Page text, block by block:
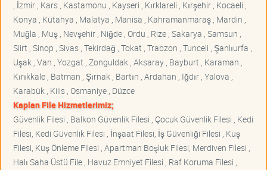
, İzmir , Kars , Kastamonu , Kayseri , Kırklareli , Kırşehir , Kocaeli ,
Konya , Kütahya , Malatya , Manisa , Kahramanmaraş , Mardin ,
Muğla , Muş , Nevşehir , Niğde , Ordu , Rize , Sakarya , Samsun ,
Siirt , Sinop , Sivas , Tekirdağ , Tokat , Trabzon , Tunceli , Şanlıurfa ,
Uşak , Van , Yozgat , Zonguldak , Aksaray , Bayburt , Karaman ,
Kırıkkale , Batman , Şırnak , Bartın , Ardahan , Iğdır , Yalova ,
Karabük , Kilis , Osmaniye , Düzce
Kaplan File Hizmetlerimiz;
Güvenlik Filesi , Balkon Güvenlik Filesi , Çocuk Güvenlik Filesi , Kedi
Filesi, Kedi Güvenlik Filesi , İnşaat Filesi, İş Güvenliği Filesi , Kuş
Filesi, Kuş Önleme Filesi , Apartman Boşluk Filesi, Merdiven Filesi ,
Halı Saha Üstü File , Havuz Emniyet Filesi , Raf Koruma Filesi ,